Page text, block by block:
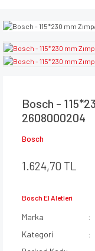
Bosch -
2608000204
Bosch
1.624,70 TL
Bosch El Aletleri
Marka
Kategori